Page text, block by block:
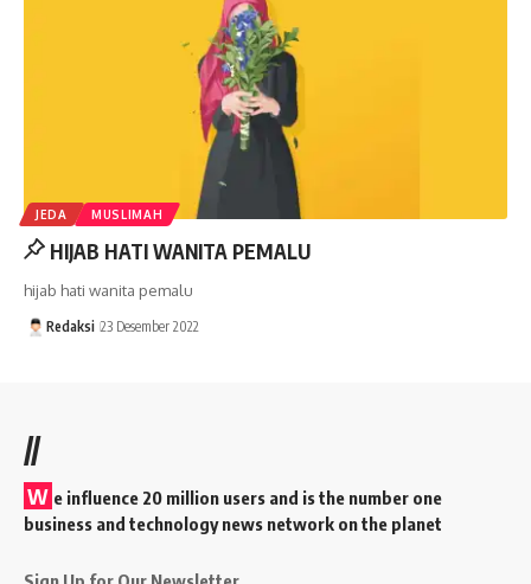
JEDA MUSLIMAH
HIJAB HATI WANITA PEMALU
hijab hati wanita pemalu
Redaksi 23 Desember 2022
//
W e influence 20 million users and is the number one
business and technology news network on the planet